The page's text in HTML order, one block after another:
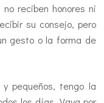
reciben honores ni
su consejo, pero
gesto o la forma de
pequeños, tengo la